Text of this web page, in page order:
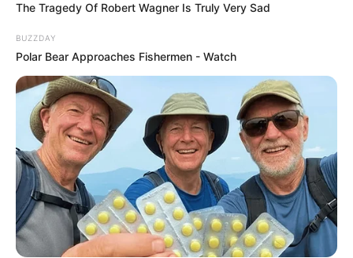
encore plus belle”… Idriss et Stanislas lancent
Pendant ce temps, les comédiens se préparent
à monter sur scène.
Attention, les paragraphes qui suivent
contiennent des spoilers sur l’épisode de Plus
belle la vie, encore plus belle diffusé lundi
après-midi sur TF1 ! Si vous ne voulez rien
savoir, ne lisez pas ce qui suit !
The Tragedy Of Robert Wagner Is Truly Very Sad
BUZZDAY
Polar Bear Approaches Fishermen - Watch